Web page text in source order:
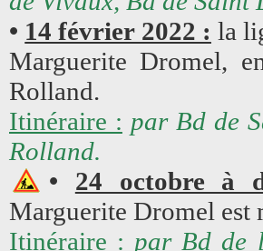
• 14 février 2022 : la
Marguerite Dromel,
Rolland.
Itinéraire : par Bd de
Rolland.
• 24 octobre à
Marguerite Dromel est
Itinéraire : par Bd de